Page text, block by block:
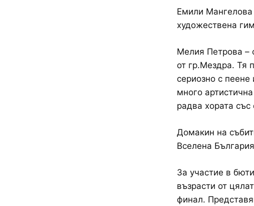
Емили Мангелова
художествена
Мелия Петрова –
от гр.Мездра. Тя
сериозно с
много
радва хората със
Домакин на
Вселена
За участие в
възрасти от
финал.